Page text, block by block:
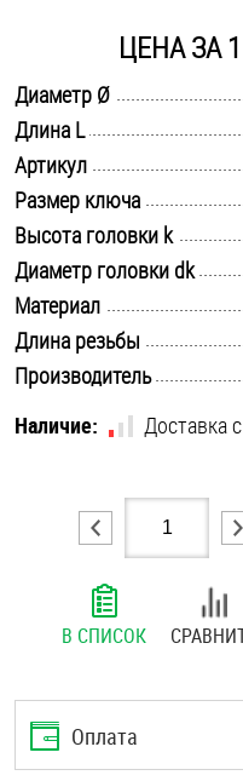
Такелаж
Хомуты
Шайбы
Шпильки
Шплинты
Штифты и пальцы
ЦЕНА ЗА
Диаметр Ø
Длина L
Артикул
Размер ключа
Высота головки k
Диаметр головки dk
Материал
Длина резьбы
Производитель
Наличие:
Доставка
В СПИСОК
Оплата